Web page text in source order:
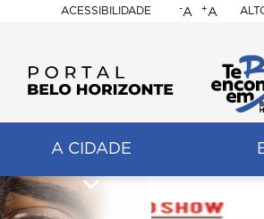
ACESSIBILIDADE
BELO
-A +A
A CIDADE